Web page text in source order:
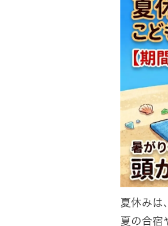
夏休みは
夏の合宿